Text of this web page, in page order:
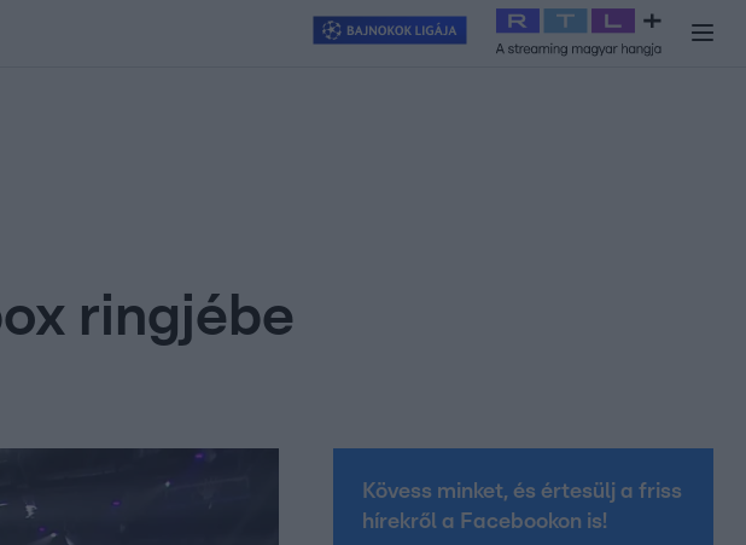
Exek csatája 2026 Celeb vagyok, ments ki innen
ringjébe
Kövess minket, és értesülj a friss
hírekről a Facebookon is!